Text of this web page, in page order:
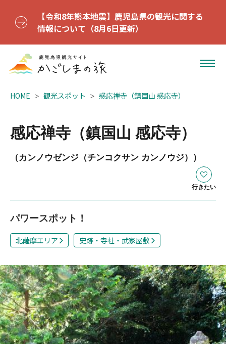
【令和8年熊本地震】鹿児島県の観光に関する
情報について（8月6日更新）
HOME 観光スポット 感応禅寺（鎮国山 感応寺）
感応禅寺（鎮国山 感応寺）
（カンノウゼンジ（チンコクサン カンノウジ））
行きたい
パワースポット！
北薩摩エリア 史跡・寺社・武家屋敷